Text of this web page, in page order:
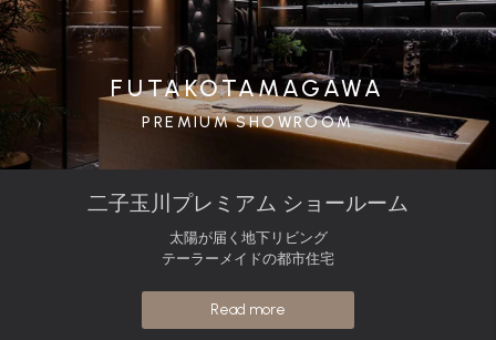
FUTAKOTAMAGAWA
PREMIUM SHOWROOM
二子玉川プレミアム ショールーム
太陽が届く地下リビング
テーラーメイドの都市住宅
Read more